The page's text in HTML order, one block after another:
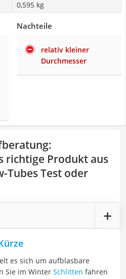
0,595 kg
Nachteile
relativ kleiner
Durchmesser
:
richtige Produkt aus
Tubes Test oder
es sich um aufblasbare
Sie im Winter Schlitten fahren